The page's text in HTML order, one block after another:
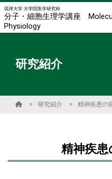
琉球大学 大学院医学研究科
分子・細胞生理学講座
Physiology
研究紹介
研究紹介 精神疾患の
精神疾患